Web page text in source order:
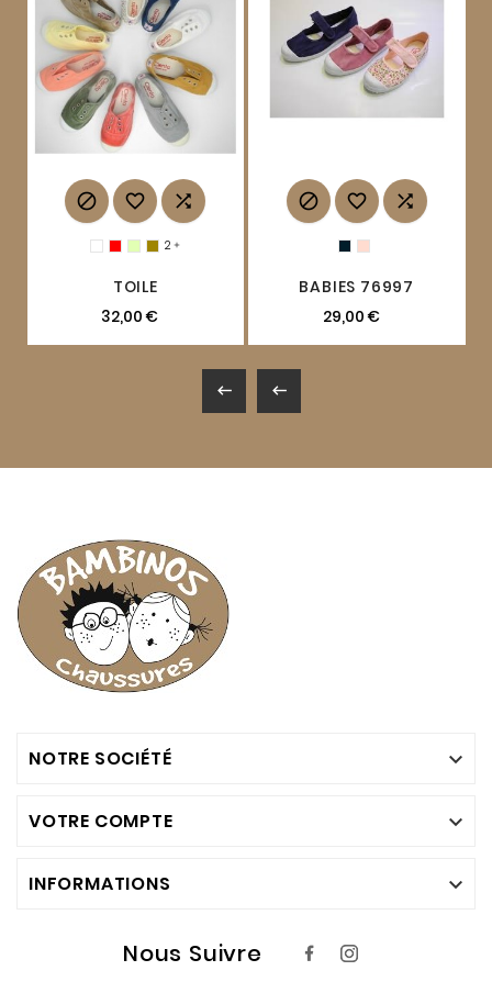
  
2 
TOILE
32,00 €
  
BABIES 76997
29,00 €
 
NOTRE SOCIÉTÉ 
VOTRE COMPTE 
INFORMATIONS 
Nous Suivre